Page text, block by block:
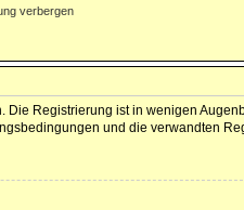
verbergen
Registrierung ist in wenigen
und die verwandten